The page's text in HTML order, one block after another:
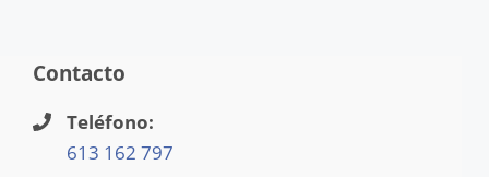
Contacto
Teléfono:
613 162 797